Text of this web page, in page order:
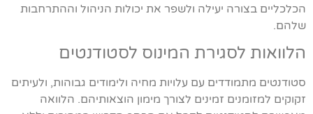
הכלכליים בצורה יעילה ולשפר את יכולות הניהול וההתרחבות
שלהם.
הלוואות לסגירת המינוס לסטודנטים
סטודנטים מתמודדים עם עלויות מחיה ולימודים גבוהות, ולעיתים
זקוקים למזומנים זמינים לצורך מימון הוצאותיהם. הלוואה